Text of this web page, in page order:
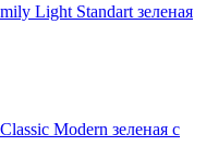
Light Standart зеленая